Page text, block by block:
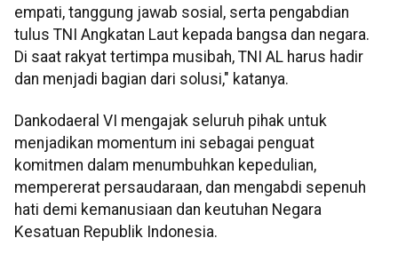
empati, tanggung jawab sosial, serta pengabdian
tulus TNI Angkatan Laut kepada bangsa dan negara.
Di saat rakyat tertimpa musibah, TNI AL harus hadir
dan menjadi bagian dari solusi," katanya.
Dankodaeral VI mengajak seluruh pihak untuk
menjadikan momentum ini sebagai penguat
komitmen dalam menumbuhkan kepedulian,
mempererat persaudaraan, dan mengabdi sepenuh
hati demi kemanusiaan dan keutuhan Negara
Kesatuan Republik Indonesia.